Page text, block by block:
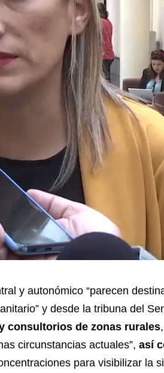
y autonómico “parecen
y desde la tribuna del
consultorios de zonas rurales
circunstancias actuales”, así
para visibilizar la